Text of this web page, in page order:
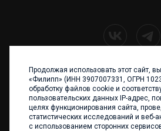
+7 (4012) 960
236017
ул. Каштановая
Телефон: +7 4012
+7 4012 960 856
Продолжая использовать этот сайт,
«Филипп» (ИНН 3907007331, ОГРН
обработку файлов cookie и
пользовательских данных IP-адрес,
целях функционирования сайта,
статистических исследований и веб-
с использованием сторонних